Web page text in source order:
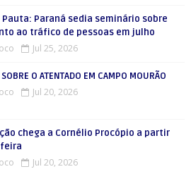
Pauta: Paraná sedia seminário sobre
ao tráfico de pessoas em julho
Jul 25, 2026
O ATENTADO EM CAMPO MOURÃO
Jul 20, 2026
chega a Cornélio Procópio a partir
Jul 20, 2026